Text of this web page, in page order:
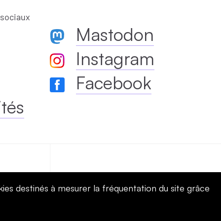
Mastodon
Instagram
Facebook
Kit Communication
destinés à mesurer la fréquentation du site grâce